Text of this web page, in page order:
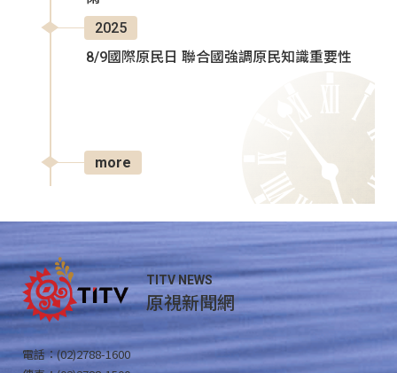
2025
8/9國際原民日 聯合國強調原民知識重要性
more
TITV NEWS
原視新聞網
電話：(02)2788-1600